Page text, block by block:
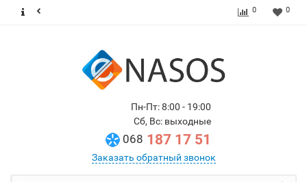
0 0
Пн-Пт: 8:00 - 19:00
Сб, Вс: выходные
068 187 17 51
Заказать обратный звонок